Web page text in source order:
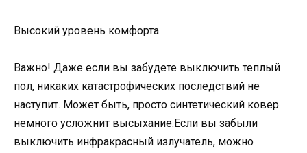
Высокий уровень комфорта
Важно! Даже если вы забудете выключить теплый
пол, никаких катастрофических последствий не
наступит. Может быть, просто синтетический ковер
немного усложнит высыхание.Если вы забыли
выключить инфракрасный излучатель, можно